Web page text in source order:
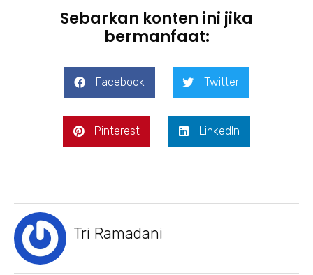
Sebarkan konten ini jika
bermanfaat:
Facebook Twitter
Pinterest LinkedIn
Tri Ramadani